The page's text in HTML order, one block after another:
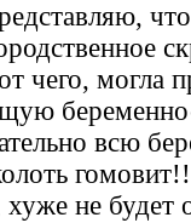
чего, могла
всю
не будет